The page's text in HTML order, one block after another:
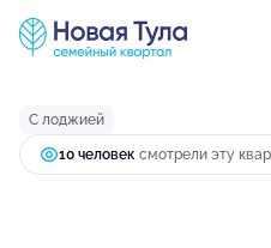
3-комнатная76.86 м
Ипотекаот 22 477 руб.
С лоджией
10 человек смотрели эту